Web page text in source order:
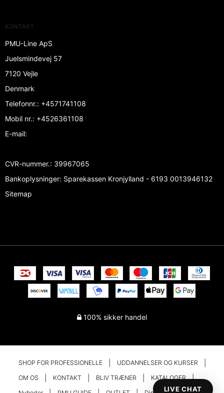
KONTAKT
PMU-Line ApS
Juelsmindevej 57
7120 Vejle
Denmark
Telefonnr.: +4571741108
Mobil nr.: +4526361108
E-mail:
CVR-nummer.: 39967065
Bankoplysninger: Sparekassen Kronjylland - 6193 0013946132
Sitemap
100% sikker handel
SHOP FOR PROFESSIONELLE UDDANNELSER OG KURSER
OM OS KONTAKT BLIV TRÆNER KATALOGER
LIVE CHAT